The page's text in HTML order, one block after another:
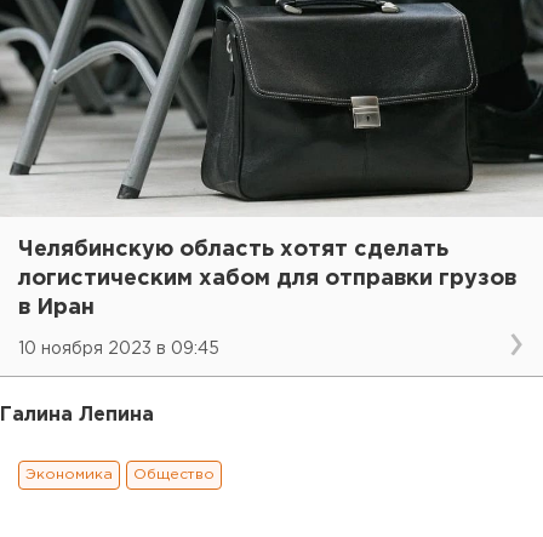
Челябинскую область хотят сделать
логистическим хабом для отправки грузов
в Иран
10 ноября 2023 в 09:45
Галина Лепина
Экономика Общество